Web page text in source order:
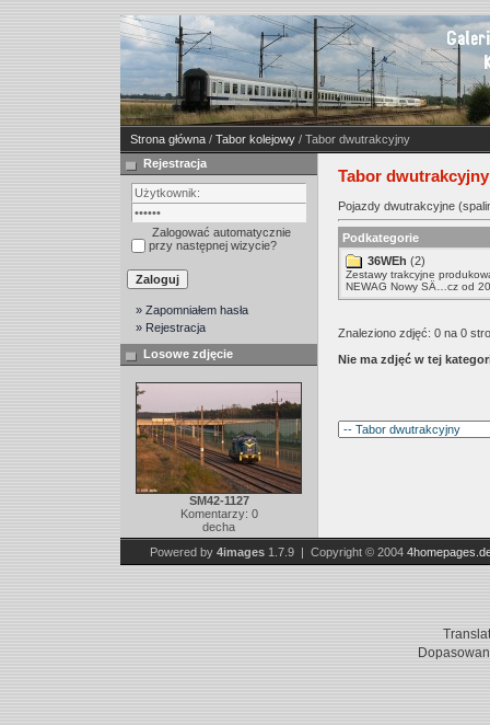
Strona główna / Tabor kolejowy / Tabor dwutrakcyjny
Rejestracja
Zalogować automatycznie
przy następnej wizycie?
» Zapomniałem hasła
» Rejestracja
Losowe zdjęcie
SM42-1127
Komentarzy: 0
decha
Tabor dwutrakcyjny
Pojazdy dwutrakcyjne
Podkategorie
36WEh (2)
Zestawy trakcyjne
NEWAG Nowy SÄ…cz od
Znaleziono zdjęć: 0 na 0
Nie ma zdjęć w tej
Powered by 4images 1.7.9 | Copyright © 2004